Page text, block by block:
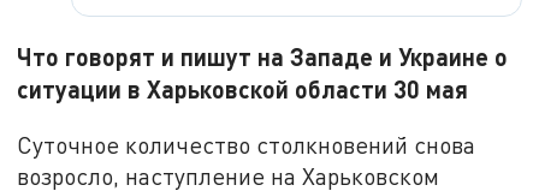
Что говорят и пишут на Западе и Украине о
ситуации в Харьковской области 30 мая
Суточное количество столкновений снова
возросло, наступление на Харьковском